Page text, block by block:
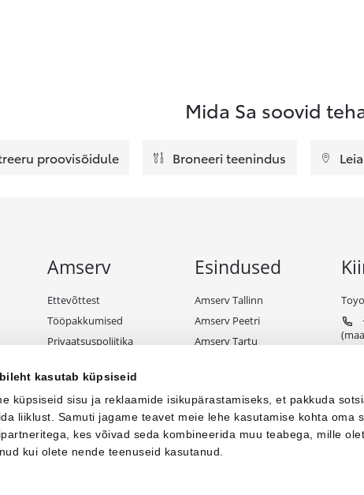
kasutab küpsiseid
küpsiseid sisu ja reklaamide isikupärastamiseks, et pakkuda
liiklust. Samuti jagame teavet meie lehe kasutamise kohta oma
kes võivad seda kombineerida muu teabega, mille
kui olete nende teenuseid kasutanud.
Mida Sa soovid
proovisõidule Broneeri teenindus
Amserv
Ettevõttest
Tööpakkumised
Privaatsuspoliitika
Kampaaniate tingimused
Esindused
Amserv Tallinn
Amserv Peetri
Amserv Tartu
Amserv Paide
Amserv Toyota Business